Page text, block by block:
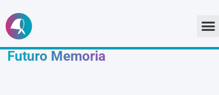
Ir
al
contenido
Futuro Memoria